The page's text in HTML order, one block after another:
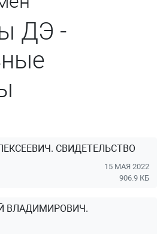
ДЭ -
СВИДЕТЕЛЬСТВО
15 МАЯ 2022
906.9 КБ
ВЛАДИМИРОВИЧ.